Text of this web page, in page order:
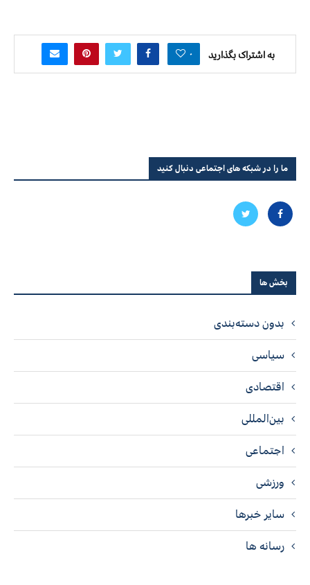
به اشتراک بگذارید ۰
ما را در شبکه های اجتماعی دنبال کنید
بخش ها
بدون دسته‌بندی
سیاسی
اقتصادی
بین‌المللی
اجتماعی
ورزشی
سایر خبرها
رسانه ها